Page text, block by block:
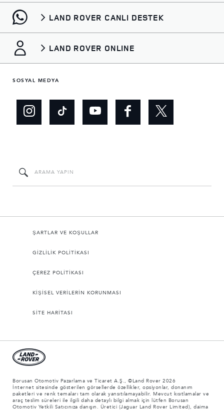
LAND ROVER CANLI DESTEK
LAND ROVER ONLINE
SOSYAL MEDYA
ŞARTLAR VE KOŞULLAR
GİZLİLİK POLİTİKASI
ÇEREZ POLİTİKASI
KİŞİSEL VERİLERİN KORUNMASI
SİTE HARİTASI
Borusan Otomotiv Pazarlama ve Ticaret A.Ş., ©Land Rover 2026
İnternet sitesinde gösterilen görsellerde özellikler, opsiyonlar, donanım
paketleri ve renk temaları tam olarak yansıtılamayabilir. Mevcut kısıtlamalar ve
araç teslim süreleri ile ilgili daha detaylı bilgi almak için lütfen Borusan
Otomotiv Yetkili Satıcınıza danışın. Üretici (Jaguar Land Rover Limited), daima